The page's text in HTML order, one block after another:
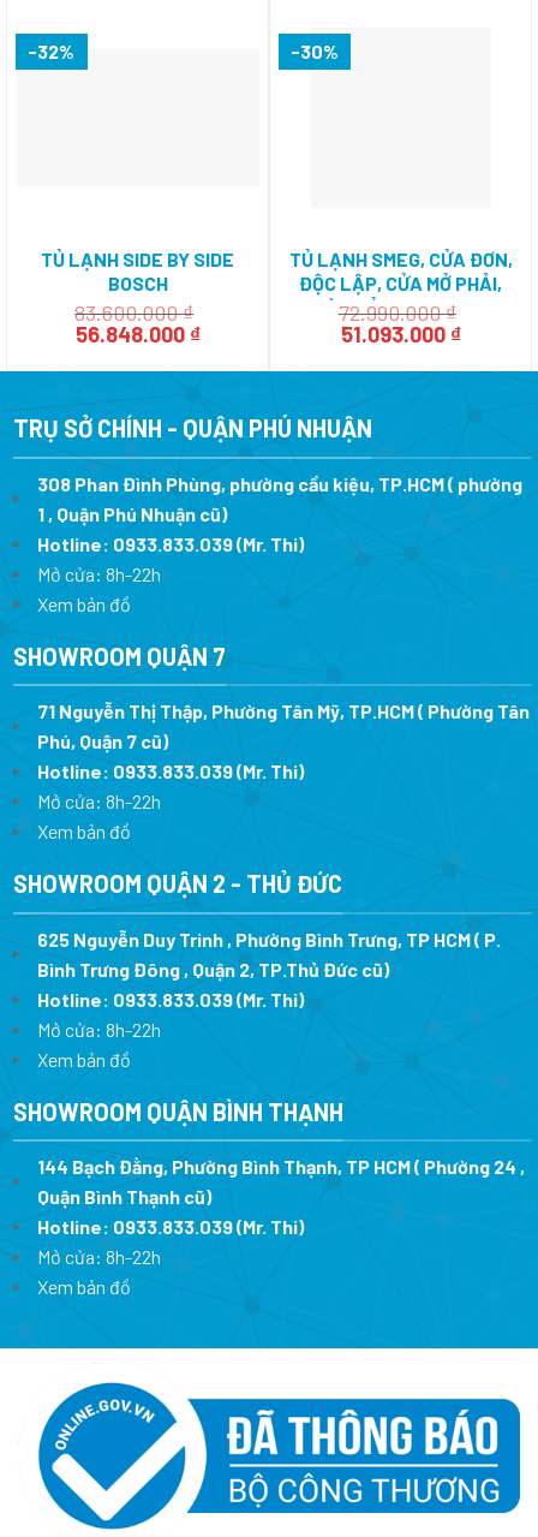
-32%
TỦ LẠNH SIDE BY SIDE
BOSCH
HMH.KAI90VI20G|SERIE 8
83.600.000₫
Giá
là:
56.848.000 ₫Giá
tại
56.848.000 ₫.
-30%
TỦ LẠNH SMEG, CỬA ĐƠN,
ĐỘC LẬP, CỬA MỞ PHẢI,
MÀU ĐỎ, 50’S STYLE
FAB28RRD3 536.14.237
72.990.000₫
Giá
là:
51.093.000 ₫Giá
tại
TRỤ SỞ CHÍNH - QUẬN PHÚ NHUẬN
308 Phan Đình Phùng, phường cầu kiệu, TP.HCM ( phường
1 , Quận Phú Nhuận cũ)
Hotline: 0933.833.039(Mr. Thi)
Mở cửa: 8h-22h
Xem bản đồ
SHOWROOM QUẬN 7
71 Nguyễn Thị Thập, Phường Tân Mỹ, TP.HCM ( Phường Tân
Phú, Quận 7 cũ)
Hotline: 0933.833.039(Mr. Thi)
Mở cửa: 8h-22h
Xem bản đồ
SHOWROOM QUẬN 2 - THỦ ĐỨC
625 Nguyễn Duy Trinh , Phường Bình Trưng, TP HCM ( P.
Bình Trưng Đông , Quận 2, TP.Thủ Đức cũ)
Hotline: 0933.833.039(Mr. Thi)
Mở cửa: 8h-22h
Xem bản đồ
SHOWROOM QUẬN BÌNH THẠNH
144 Bạch Đằng, Phường Bình Thạnh, TP HCM ( Phường 24 ,
Quận Bình Thạnh cũ)
Hotline: 0933.833.039(Mr. Thi)
Mở cửa: 8h-22h
Xem bản đồ